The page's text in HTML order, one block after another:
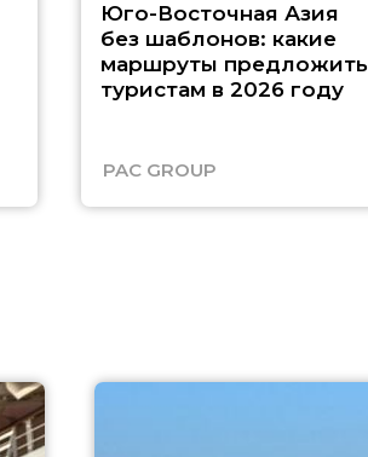
Юго-Восточная Азия
без шаблонов: какие
маршруты предложить
туристам в 2026 году
PAC GROUP